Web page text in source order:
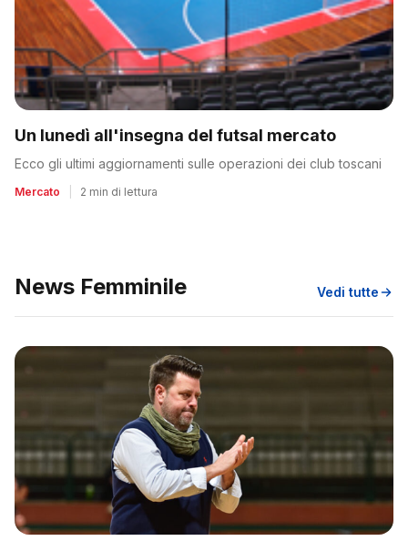
Un lunedì all'insegna del futsal mercato
Ecco gli ultimi aggiornamenti sulle operazioni dei club toscani
Mercato 2 min di lettura
News Femminile Vedi tutte